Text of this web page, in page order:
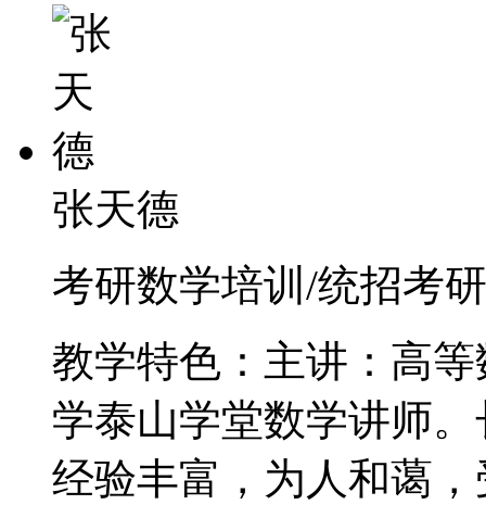
张天德
考研数学培训/统招考
教学特色：主讲：高
学泰山学堂数学讲师
经验丰富，为人和蔼